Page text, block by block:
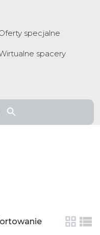
specjalne
spacery
tabela